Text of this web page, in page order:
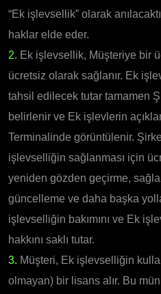
“Ek işlevsellik” olarak
haklar elde eder.
2. Ek işlevsellik, Müşteriye bir
ücretsiz olarak sağlanır. Ek
tahsil edilecek tutar tamamen
belirlenir ve Ek işlevlerin
Terminalinde görüntülenir.
işlevselliğin sağlanması için
yeniden gözden geçirme,
güncelleme ve daha başka
işlevselliğin bakımını ve Ek
hakkını saklı tutar.
3. Müşteri, Ek işlevselliğin
olmayan) bir lisans alır. Bu